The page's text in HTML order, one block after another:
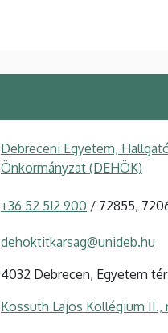
Debreceni Egyetem,
Önkormányzat (DEHÖK)
+36 52 512 900 / 72855,
dehoktitkarsag@unideb.hu
4032 Debrecen, Egyetem tér
Kossuth Lajos Kollégium II.,